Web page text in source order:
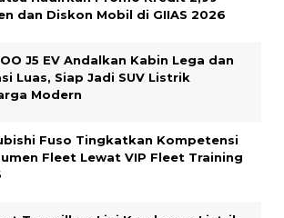
dan Diskon Mobil di GIIAS 2026
J5 EV Andalkan Kabin Lega dan
Luas, Siap Jadi SUV Listrik
Modern
Fuso Tingkatkan Kompetensi
Fleet Lewat VIP Fleet Training